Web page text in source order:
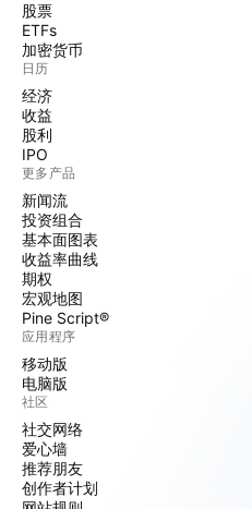
股票
ETFs
加密货币
日历
经济
收益
股利
IPO
更多产品
新闻流
投资组合
基本面图表
收益率曲线
期权
宏观地图
Pine Script®
应用程序
移动版
电脑版
社区
社交网络
爱心墙
推荐朋友
创作者计划